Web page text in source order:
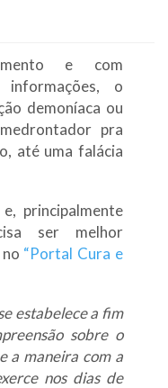
e com
o
demoníaca ou
pra
até uma falácia
principalmente
ser melhor
“Portal Cura e
estabelece a fim
sobre o
a maneira com a
nos dias de